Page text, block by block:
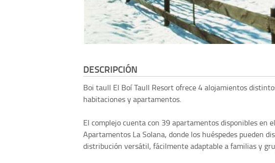
DESCRIPCIÓN
Boi taull El Boí Taull Resort ofrece 4 alojamientos
habitaciones y apartamentos.
El complejo cuenta con 39 apartamentos disponibles en
Apartamentos La Solana, donde los huéspedes pueden
distribución versátil, fácilmente adaptable a familias y